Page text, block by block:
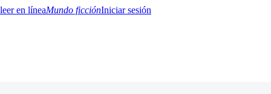
Mundo ficciónIniciar sesión